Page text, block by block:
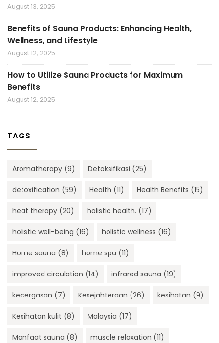
August 13, 2025
Benefits of Sauna Products: Enhancing Health,
Wellness, and Lifestyle
August 12, 2025
How to Utilize Sauna Products for Maximum
Benefits
August 12, 2025
TAGS
Aromatherapy (9) Detoksifikasi (25)
detoxification (59) Health (11) Health Benefits (15)
heat therapy (20) holistic health. (17)
holistic well-being (16) holistic wellness (16)
Home sauna (8) home spa (11)
improved circulation (14) infrared sauna (19)
kecergasan (7) Kesejahteraan (26) kesihatan (9)
Kesihatan kulit (8) Malaysia (17)
Manfaat sauna (8) muscle relaxation (11)